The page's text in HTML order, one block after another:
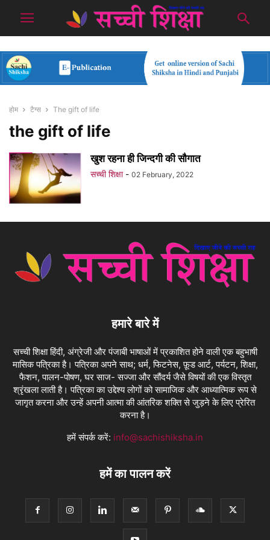
होम टैग्स The gift of life
the gift of life
खुश रहना ही जिन्दगी की सौगात
सच्ची शिक्षा - 02 February, 2022
हमारे बारे में
सच्ची शिक्षा हिंदी, अंग्रेजी और पंजाबी भाषाओं में प्रकाशित होने वाली एक बहुभाषी
मासिक पत्रिका है। पत्रिका अपने साथ; धर्म, फिटनेस, फ़ूड आर्ट, पर्यटन, शिक्षा,
फैशन, पालन-पोषण, घर साज- सज्जा और सौंदर्य जैसे विषयों की एक विस्तृत
श्रृंखला लाती है। पत्रिका का उद्देश्य लोगों को सामाजिक और आध्यात्मिक रूप से
जागृत करना और उन्हें अपनी आत्मा की आंतरिक शक्ति से जुड़ने के लिए प्रेरित
करना है।
हमें संपर्क करें: info@sachishiksha.in
हमें का पालन करें